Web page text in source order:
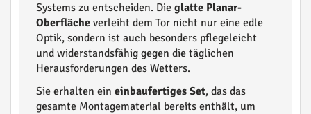
Systems zu entscheiden. Die glatte Planar-
Oberfläche verleiht dem Tor nicht nur eine edle
Optik, sondern ist auch besonders pflegeleicht
und widerstandsfähig gegen die täglichen
Herausforderungen des Wetters.
Sie erhalten ein einbaufertiges Set, das das
gesamte Montagematerial bereits enthält, um